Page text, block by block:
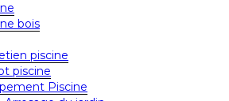
bois
piscine
piscine
Piscine